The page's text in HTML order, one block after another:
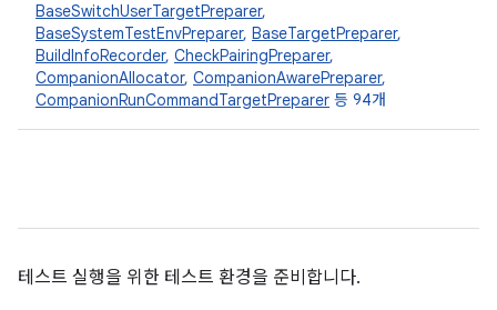
BaseSwitchUserTargetPreparer,
BaseSystemTestEnvPreparer, BaseTargetPreparer,
BuildInfoRecorder, CheckPairingPreparer,
CompanionAllocator, CompanionAwarePreparer,
CompanionRunCommandTargetPreparer 등 94개
테스트 실행을 위한 테스트 환경을 준비합니다.